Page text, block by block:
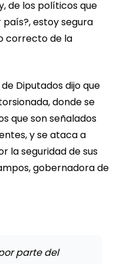
de los políticos que
estoy segura
correcto de la
Diputados dijo que
donde se
que son señalados
y se ataca a
la seguridad de sus
gobernadora de
parte del